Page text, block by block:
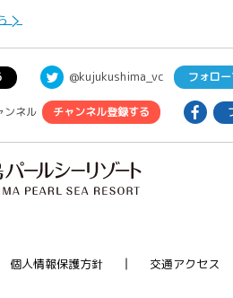
@kujukushima_vc フォロ
ンネル チャンネル登録する
個人情報保護方針 交通アクセス